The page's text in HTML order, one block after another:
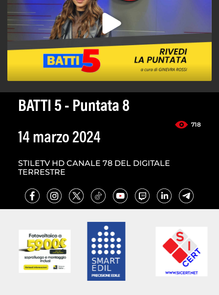
BATTI 5 - Puntata 8
718
14 marzo 2024
STILETV HD CANALE 78 DEL DIGITALE
TERRESTRE